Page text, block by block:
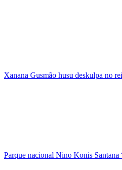
Xanana Gusmão husu deskulpa no
Parque nacional Nino Konis